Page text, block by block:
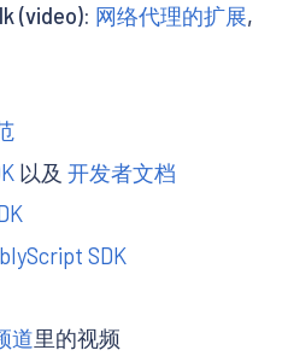
(video): 网络代理的扩展,
以及 开发者文档
SDK
道里的视频